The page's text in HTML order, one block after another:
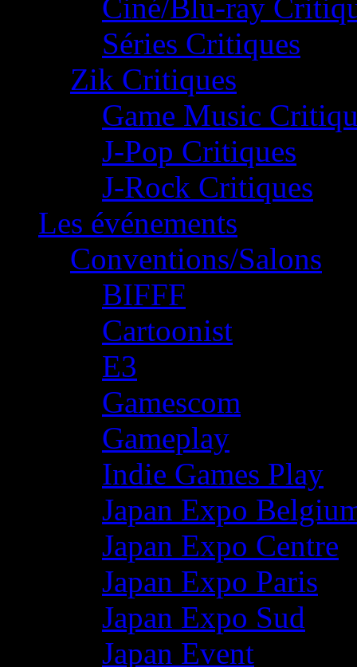
Ciné/Blu-ray
Séries Critiques
Zik Critiques
Game Music
J-Pop Critiques
J-Rock Critiques
Les événements
Conventions/Salons
BIFFF
Cartoonist
E3
Gamescom
Gameplay
Indie Games Play
Japan Expo
Japan Expo Centre
Japan Expo Paris
Japan Expo Sud
Japan Event